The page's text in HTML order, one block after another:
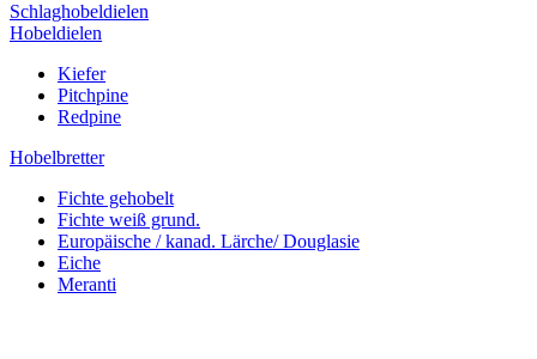
Schlaghobeldielen
Hobeldielen
Kiefer
Pitchpine
Redpine
Hobelbretter
Fichte gehobelt
Fichte weiß grund.
Europäische / kanad. Lärche/ Douglasie
Eiche
Meranti